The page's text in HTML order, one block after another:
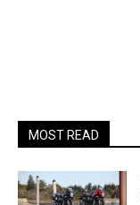
MOST READ